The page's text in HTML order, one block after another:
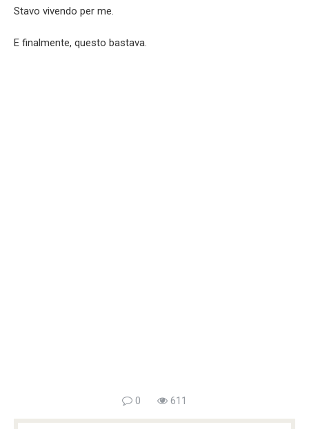
Stavo vivendo per me.
E finalmente, questo bastava.
0 611